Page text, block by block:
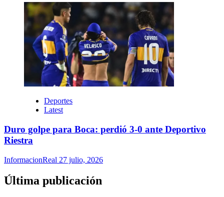
Deportes
Latest
Duro golpe para Boca: perdió 3-0 ante Deportivo
Riestra
InformacionReal 27 julio, 2026
Última publicación